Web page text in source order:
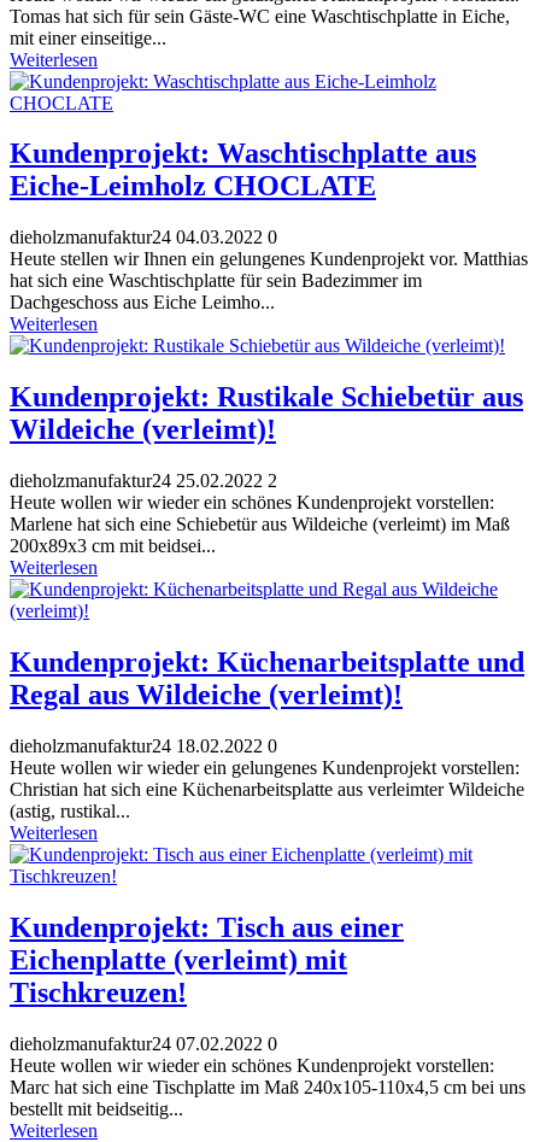
Tomas hat sich für sein Gäste-WC eine Waschtischplatte in Eiche,
mit einer einseitige...
Weiterlesen
Kundenprojekt: Waschtischplatte aus
Eiche-Leimholz CHOCLATE
dieholzmanufaktur24 04.03.2022 0
Heute stellen wir Ihnen ein gelungenes Kundenprojekt vor. Matthias
hat sich eine Waschtischplatte für sein Badezimmer im
Dachgeschoss aus Eiche Leimho...
Weiterlesen
Kundenprojekt: Rustikale Schiebetür aus
Wildeiche (verleimt)!
dieholzmanufaktur24 25.02.2022 2
Heute wollen wir wieder ein schönes Kundenprojekt vorstellen:
Marlene hat sich eine Schiebetür aus Wildeiche (verleimt) im Maß
200x89x3 cm mit beidsei...
Weiterlesen
Kundenprojekt: Küchenarbeitsplatte und
Regal aus Wildeiche (verleimt)!
dieholzmanufaktur24 18.02.2022 0
Heute wollen wir wieder ein gelungenes Kundenprojekt vorstellen:
Christian hat sich eine Küchenarbeitsplatte aus verleimter Wildeiche
(astig, rustikal...
Weiterlesen
Kundenprojekt: Tisch aus einer
Eichenplatte (verleimt) mit
Tischkreuzen!
dieholzmanufaktur24 07.02.2022 0
Heute wollen wir wieder ein schönes Kundenprojekt vorstellen:
Marc hat sich eine Tischplatte im Maß 240x105-110x4,5 cm bei uns
bestellt mit beidseitig...
Weiterlesen